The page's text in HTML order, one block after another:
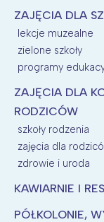
ZAJĘCIA DLA
lekcje muzealne
zielone szkoły
programy
ZAJĘCIA DLA
RODZICÓW
szkoły rodzenia
zajęcia dla
zdrowie i uroda
KAWIARNIE I
PÓŁKOLONIE,